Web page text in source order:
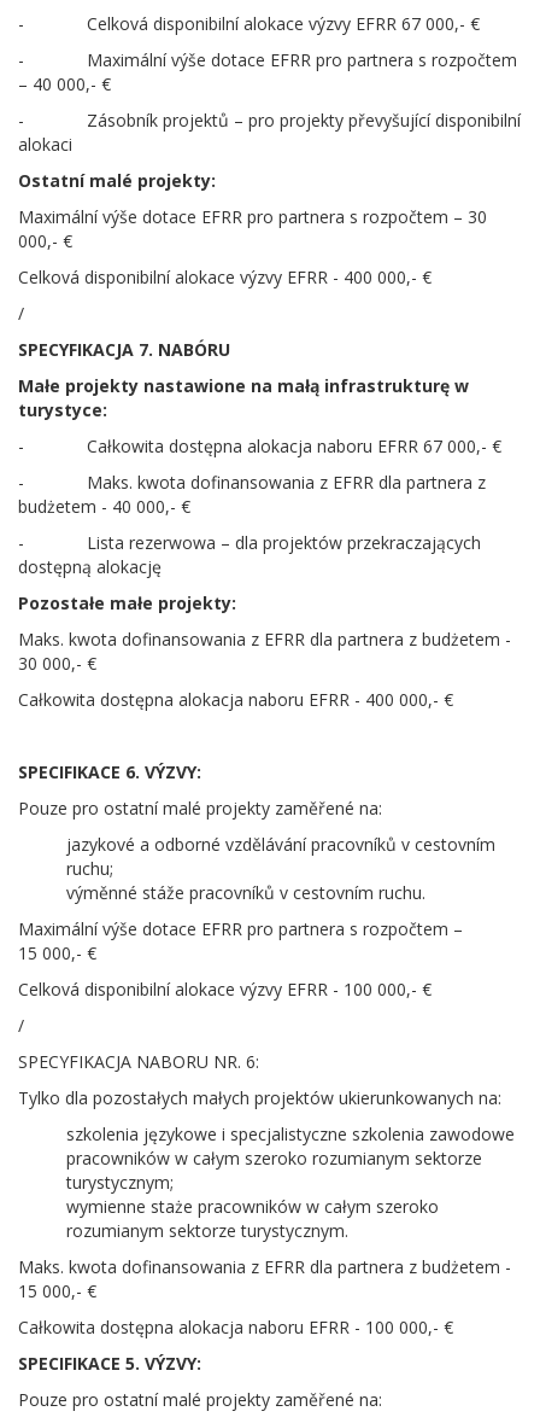
- Celková disponibilní alokace výzvy EFRR 67 000,- €
- Maximální výše dotace EFRR pro partnera s rozpočtem
– 40 000,- €
- Zásobník projektů – pro projekty převyšující disponibilní
alokaci
Ostatní malé projekty:
Maximální výše dotace EFRR pro partnera s rozpočtem – 30
000,- €
Celková disponibilní alokace výzvy EFRR - 400 000,- €
/
SPECYFIKACJA 7. NABÓRU
Małe projekty nastawione na małą infrastrukturę w
turystyce:
- Całkowita dostępna alokacja naboru EFRR 67 000,- €
- Maks. kwota dofinansowania z EFRR dla partnera z
budżetem - 40 000,- €
- Lista rezerwowa – dla projektów przekraczających
dostępną alokację
Pozostałe małe projekty:
Maks. kwota dofinansowania z EFRR dla partnera z budżetem -
30 000,- €
Całkowita dostępna alokacja naboru EFRR - 400 000,- €
SPECIFIKACE 6. VÝZVY:
Pouze pro ostatní malé projekty zaměřené na:
jazykové a odborné vzdělávání pracovníků v cestovním
ruchu;
výměnné stáže pracovníků v cestovním ruchu.
Maximální výše dotace EFRR pro partnera s rozpočtem –
15 000,- €
Celková disponibilní alokace výzvy EFRR - 100 000,- €
/
SPECYFIKACJA NABORU NR. 6:
Tylko dla pozostałych małych projektów ukierunkowanych na:
szkolenia językowe i specjalistyczne szkolenia zawodowe
pracowników w całym szeroko rozumianym sektorze
turystycznym;
wymienne staże pracowników w całym szeroko
rozumianym sektorze turystycznym.
Maks. kwota dofinansowania z EFRR dla partnera z budżetem -
15 000,- €
Całkowita dostępna alokacja naboru EFRR - 100 000,- €
SPECIFIKACE 5. VÝZVY:
Pouze pro ostatní malé projekty zaměřené na: